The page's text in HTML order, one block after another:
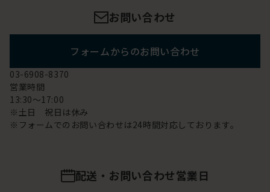
お問い合わせ
フォームからのお問い合わせ
03-6908-8370
営業時間
13:30～17:00
※土日 祝日は休み
※フォームでのお問い合わせは24時間対応しております。
配送・お問い合わせ営業日